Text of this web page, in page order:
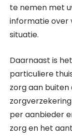
te nemen met
informatie over
situatie.
Daarnaast is
particuliere
zorg aan
per aanbieder
zorg en het